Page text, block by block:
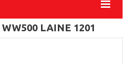
LAINE 1201